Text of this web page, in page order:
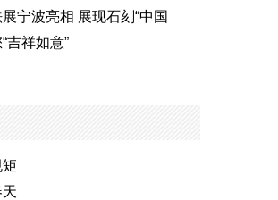
宁波亮相 展现石刻“中国
吉祥如意”